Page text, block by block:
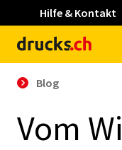
Hilfe & Kontakt
Blog
Vom